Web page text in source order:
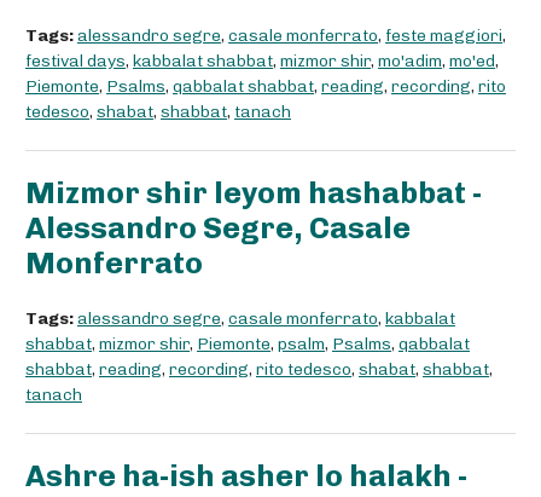
Tags:alessandro segre, casale monferrato, feste maggiori,
festival days, kabbalat shabbat, mizmor shir, mo'adim, mo'ed,
Piemonte, Psalms, qabbalat shabbat, reading, recording, rito
tedesco, shabat, shabbat, tanach
Mizmor shir leyom hashabbat -
Alessandro Segre, Casale
Monferrato
Tags:alessandro segre, casale monferrato, kabbalat
shabbat, mizmor shir, Piemonte, psalm, Psalms, qabbalat
shabbat, reading, recording, rito tedesco, shabat, shabbat,
tanach
Ashre ha-ish asher lo halakh -